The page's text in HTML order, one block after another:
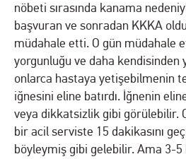
nöbeti sırasında kanama
başvuran ve sonradan KKKA
müdahale etti. O gün müdahale
yorgunluğu ve daha kendisinden
onlarca hastaya yetişebilmenin
iğnesini eline batırdı. İğnenin
veya dikkatsizlik gibi görülebilir.
bir acil serviste 15 dakikasını
böyleymiş gibi gelebilir. Ama 3-